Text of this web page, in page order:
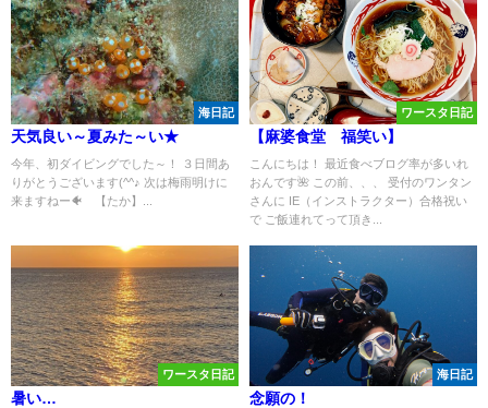
海日記
天気良い～夏みた～い★
今年、初ダイビングでした～！ ３日間あ
りがとうございます(^^♪ 次は梅雨明けに
来ますねー🐠 【たか】...
ワースタ日記
【麻婆食堂 福笑い】
こんにちは！ 最近食べブログ率が多いれ
おんです🌺 この前、、、 受付のワンタン
さんに IE（インストラクター）合格祝い
で ご飯連れてって頂き...
ワースタ日記
暑い…
海日記
念願の！